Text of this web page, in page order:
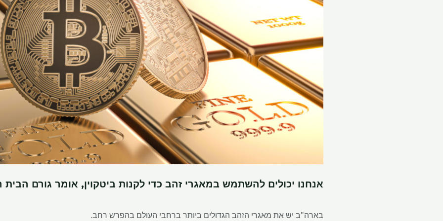
אנחנו יכולים להשתמש במאגרי זהב כדי לקנות ביטקוין, אומר גורם הבית
בארה"ב יש את מאגרי הזהב הגדולים ביותר ברחבי העולם בהפרש רחב.